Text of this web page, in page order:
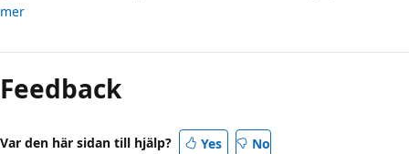
mer
Feedback
Var den här sidan till hjälp? Yes No